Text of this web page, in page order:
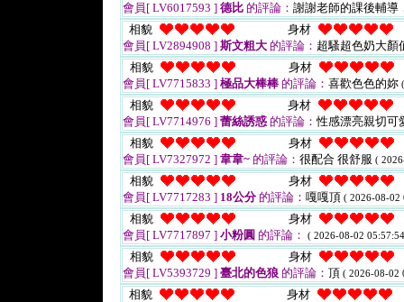
會員[ LV6017593 ] 德比 的評論： 謝謝老師的課後輔導
相貌
身材
會員[ LV2894908 ] 斯文粗大 的評論： 超騷超色奶大顏
相貌
身材
會員[ LV7715833 ] 極品大棒棒 的評論： 喜歡色色的妳
相貌
身材
會員[ LV7714976 ] 蕾絲誘惑 的評論：性感漂亮親切可
相貌
身材
會員[ LV7327972 ] 韋韋~ 的評論： 很配合 很舒服 (
相貌
身材
會員[ LV7717283 ] 18公分的評論： 嘎嘎頂 ( 2026-08-02
相貌
身材
會員[ LV7717897 ] 小粉圓 的評論： ( 2026-08-02
相貌
身材
會員[ LV5393729 ] 臺北的色狼 的評論： 頂 ( 2026-08-02
相貌
身材